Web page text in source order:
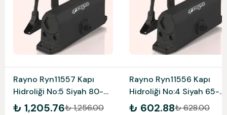
Rayno Ryn11557 Kapı
Hidroliği No:5 Siyah 80-
120 Kg
₺ 1,205.76₺ 1,256.00
Rayno Ryn11556 Kapı
Hidroliği No:4 Siyah 65-
85 Kg
₺ 602.88₺ 628.00